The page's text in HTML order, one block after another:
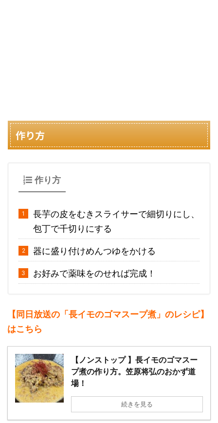
作り方
作り方
長芋の皮をむきスライサーで細切りにし、
包丁で千切りにする
器に盛り付けめんつゆをかける
お好みで薬味をのせれば完成！
【同日放送の「長イモのゴマスープ煮」のレシピ】
はこちら
【ノンストップ 】長イモのゴマスー
プ煮の作り方。笠原将弘のおかず道
場！
続きを見る